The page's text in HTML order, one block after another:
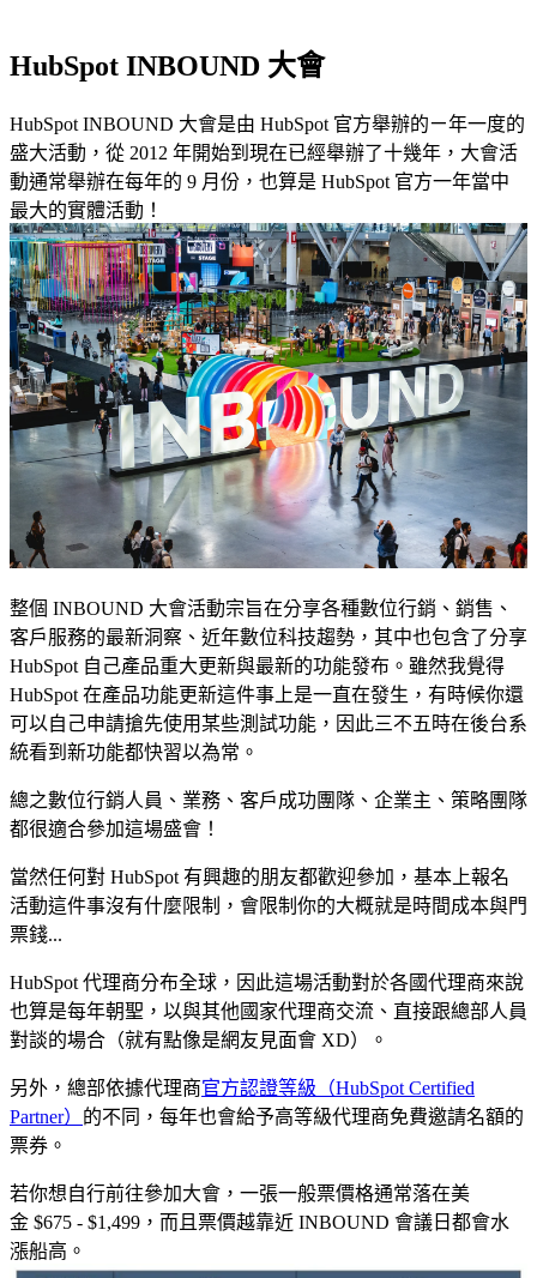
HubSpot INBOUND 會議都在做什麼？
如何打造絕佳客戶體驗
當年創新科技應用和技術趨勢
分享企業成功故事
跨界專題演講、工作坊、小組討論
HubSpot INBOUND 大會舉辦在哪？
HubSpot Offices - Cambridge
2023 HubSpot INBOUND 大會馬上看
HubSpot INBOUND23 會議亮點
報名下次的 HubSpot INBOUND 大會
你可能會喜歡
Related article
HubSpot INBOUND 大會
HubSpot INBOUND 大會是由 HubSpot 官方舉辦的ㄧ年一度的
盛大活動，從 2012 年開始到現在已經舉辦了十幾年，大會活
動通常舉辦在每年的 9 月份，也算是 HubSpot 官方一年當中
最大的實體活動！
整個 INBOUND 大會活動宗旨在分享各種數位行銷、銷售、
客戶服務的最新洞察、近年數位科技趨勢，其中也包含了分享
HubSpot 自己產品重大更新與最新的功能發布。雖然我覺得
HubSpot 在產品功能更新這件事上是一直在發生，有時候你還
可以自己申請搶先使用某些測試功能，因此三不五時在後台系
統看到新功能都快習以為常。
總之數位行銷人員、業務、客戶成功團隊、企業主、策略團隊
都很適合參加這場盛會！
當然任何對 HubSpot 有興趣的朋友都歡迎參加，基本上報名
活動這件事沒有什麼限制，會限制你的大概就是時間成本與門
票錢...
HubSpot 代理商分布全球，因此這場活動對於各國代理商來說
也算是每年朝聖，以與其他國家代理商交流、直接跟總部人員
對談的場合（就有點像是網友見面會 XD）。
另外，總部依據代理商官方認證等級（HubSpot Certified
Partner） 的不同，每年也會給予高等級代理商免費邀請名額的
票券。
若你想自行前往參加大會，一張一般票價格通常落在美
金 $675 - $1,499，而且票價越靠近 INBOUND 會議日都會水
漲船高。